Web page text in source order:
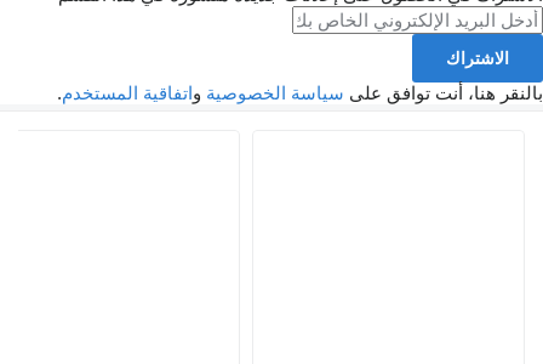
الاشتراك
هنا، أنت توافق على سياسة الخصوصيةو اتفاقية المستخدم.